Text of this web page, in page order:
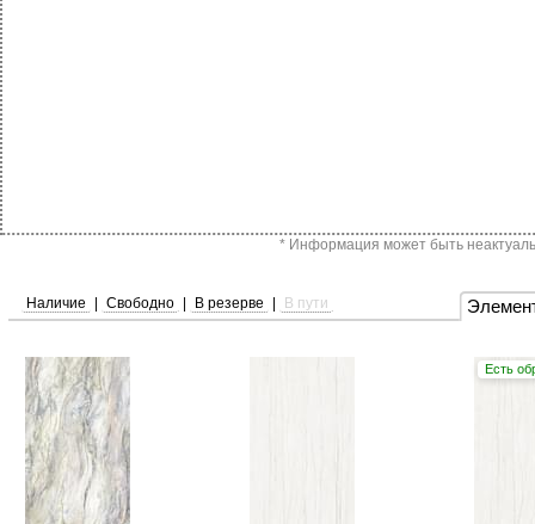
* Информация может быть
Наличие Свободно В резерве В пути
Есть